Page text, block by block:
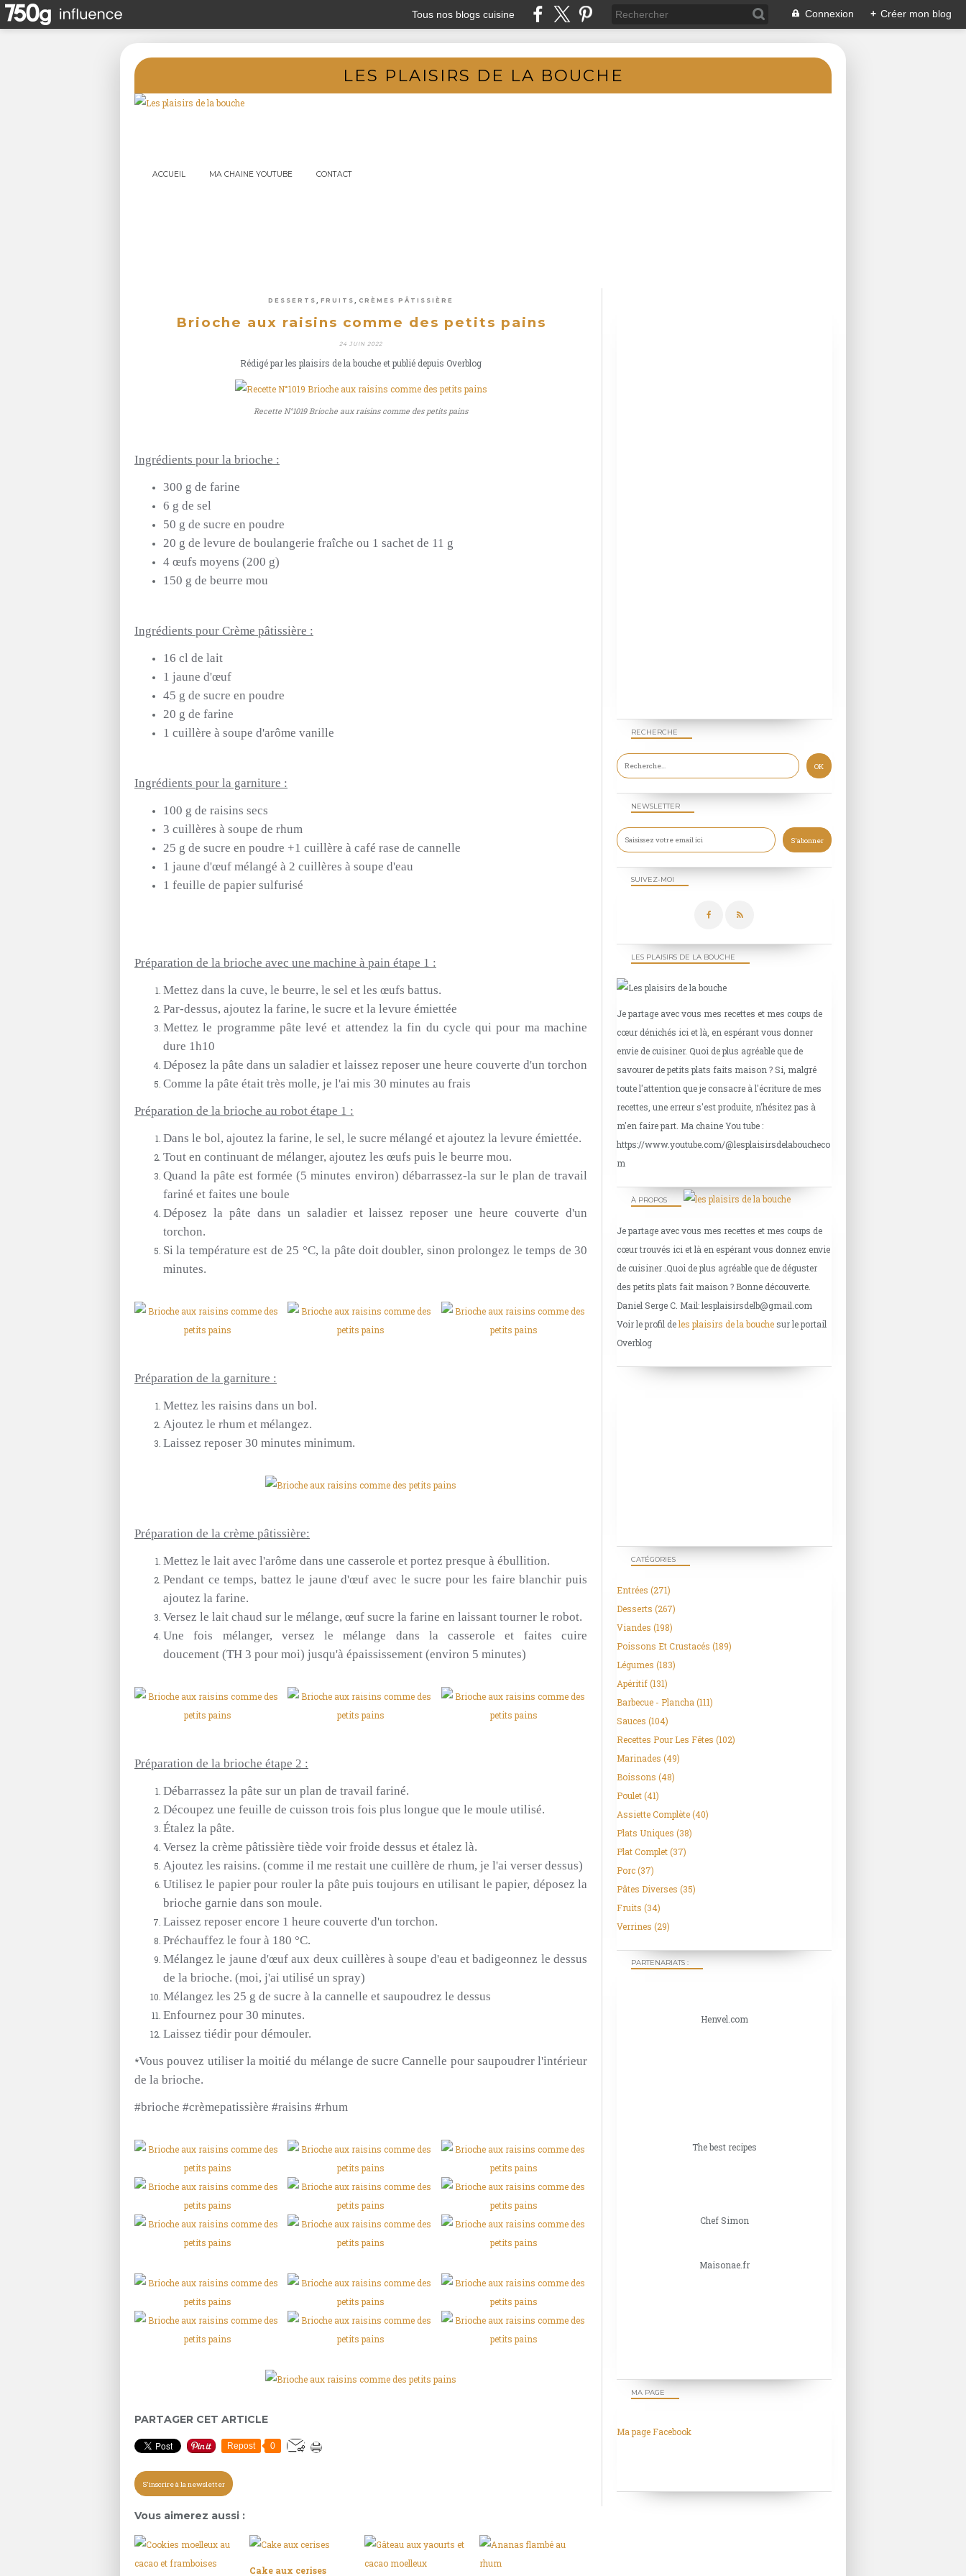
Tous nos blogs cuisine Connexion + Créer mon blog
LES PLAISIRS DE LA BOUCHE
ACCUEIL MA CHAINE YOUTUBE CONTACT
DESSERTS FRUITS CRÈMES PÂTISSIÈRE
Brioche aux raisins comme des petits pains
24 JUIN 2022
Rédigé par les plaisirs de la bouche et publié depuis Overblog
Recette N°1019 Brioche aux raisins comme des petits pains
Ingrédients pour la brioche :
300 g de farine
6 g de sel
50 g de sucre en poudre
20 g de levure de boulangerie fraîche ou 1 sachet de 11 g
4 œufs moyens (200 g)
150 g de beurre mou
Ingrédients pour Crème pâtissière :
16 cl de lait
1 jaune d'œuf
45 g de sucre en poudre
20 g de farine
1 cuillère à soupe d'arôme vanille
Ingrédients pour la garniture :
100 g de raisins secs
3 cuillères à soupe de rhum
25 g de sucre en poudre +1 cuillère à café rase de cannelle
1 jaune d'œuf mélangé à 2 cuillères à soupe d'eau
1 feuille de papier sulfurisé
Préparation de la brioche avec une machine à pain étape 1 :
Mettez dans la cuve, le beurre, le sel et les œufs battus.
Par-dessus, ajoutez la farine, le sucre et la levure émiettée
Mettez le programme pâte levé et attendez la fin du cycle qui pour ma machine
dure 1h10
Déposez la pâte dans un saladier et laissez reposer une heure couverte d'un torchon
Comme la pâte était très molle, je l'ai mis 30 minutes au frais
Préparation de la brioche au robot étape 1 :
Dans le bol, ajoutez la farine, le sel, le sucre mélangé et ajoutez la levure émiettée.
Tout en continuant de mélanger, ajoutez les œufs puis le beurre mou.
Quand la pâte est formée (5 minutes environ) débarrassez-la sur le plan de travail
fariné et faites une boule
Déposez la pâte dans un saladier et laissez reposer une heure couverte d'un
torchon.
Si la température est de 25 °C, la pâte doit doubler, sinon prolongez le temps de 30
minutes.
Préparation de la garniture :
Mettez les raisins dans un bol.
Ajoutez le rhum et mélangez.
Laissez reposer 30 minutes minimum.
Préparation de la crème pâtissière:
Mettez le lait avec l'arôme dans une casserole et portez presque à ébullition.
Pendant ce temps, battez le jaune d'œuf avec le sucre pour les faire blanchir puis
ajoutez la farine.
Versez le lait chaud sur le mélange, œuf sucre la farine en laissant tourner le robot.
Une fois mélanger, versez le mélange dans la casserole et faites cuire
doucement (TH 3 pour moi) jusqu'à épaississement (environ 5 minutes)
Préparation de la brioche étape 2 :
Débarrassez la pâte sur un plan de travail fariné.
Découpez une feuille de cuisson trois fois plus longue que le moule utilisé.
Étalez la pâte.
Versez la crème pâtissière tiède voir froide dessus et étalez là.
Ajoutez les raisins. (comme il me restait une cuillère de rhum, je l'ai verser dessus)
Utilisez le papier pour rouler la pâte puis toujours en utilisant le papier, déposez la
brioche garnie dans son moule.
Laissez reposer encore 1 heure couverte d'un torchon.
Préchauffez le four à 180 °C.
Mélangez le jaune d'œuf aux deux cuillères à soupe d'eau et badigeonnez le dessus
de la brioche. (moi, j'ai utilisé un spray)
Mélangez les 25 g de sucre à la cannelle et saupoudrez le dessus
Enfournez pour 30 minutes.
Laissez tiédir pour démouler.
*Vous pouvez utiliser la moitié du mélange de sucre Cannelle pour saupoudrer l'intérieur
de la brioche.
#brioche #crèmepatissière #raisins #rhum
PARTAGER CET ARTICLE
Repost 0
S'inscrire à la newsletter
Vous aimerez aussi :
Cake aux cerises
NEWSLETTER
SUIVEZ-MOI
RECHERCHE
LES PLAISIRS DE LA BOUCHE
Je partage avec vous mes recettes et mes coups de
cœur dénichés ici et là, en espérant vous donner
envie de cuisiner. Quoi de plus agréable que de
savourer de petits plats faits maison ? Si, malgré
toute l'attention que je consacre à l'écriture de mes
recettes, une erreur s'est produite, n'hésitez pas à
m'en faire part. Ma chaine You tube :
https://www.youtube.com/@lesplaisirsdelaboucheco
m
À PROPOS
Je partage avec vous mes recettes et mes coups de
cœur trouvés ici et là en espérant vous donnez envie
de cuisiner .Quoi de plus agréable que de déguster
des petits plats fait maison ? Bonne découverte.
Daniel Serge C. Mail: lesplaisirsdelb@gmail.com
Voir le profil deles plaisirs de la bouchesur le portail
Overblog
CATÉGORIES
Entrées (271)
Desserts (267)
Viandes (198)
Poissons Et Crustacés (189)
Légumes (183)
Apéritif(131)
Barbecue - Plancha (111)
Sauces (104)
Recettes Pour Les Fêtes (102)
Marinades (49)
Boissons (48)
Poulet(41)
Assiette Complète(40)
Plats Uniques (38)
Plat Complet(37)
Porc(37)
Pâtes Diverses (35)
Fruits (34)
Verrines (29)
PARTENARIATS :
Henvel.com
The best recipes
Chef Simon
Maisonae.fr
MA PAGE
Ma page Facebook